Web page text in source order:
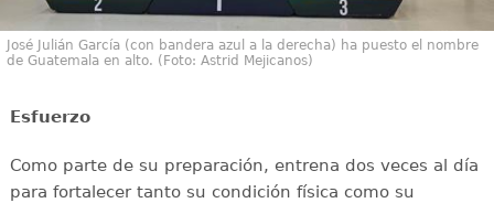
José Julián García (con bandera azul a la derecha) ha puesto el nombre
de Guatemala en alto. (Foto: Astrid Mejicanos)
Esfuerzo
Como parte de su preparación, entrena dos veces al día
para fortalecer tanto su condición física como su